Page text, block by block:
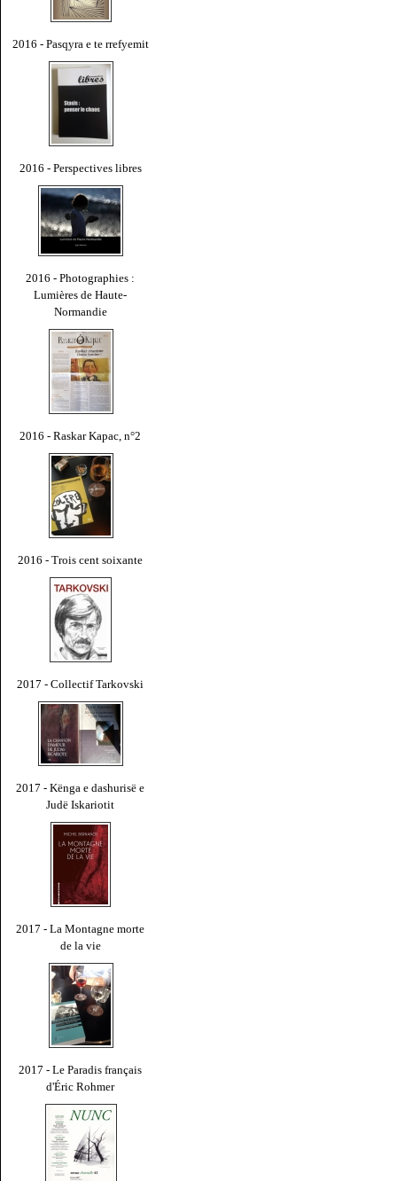
2016 - Pasqyra e te rrefyemit
2016 - Perspectives libres
2016 - Photographies :
Lumières de Haute-
Normandie
2016 - Raskar Kapac, n°2
2016 - Trois cent soixante
2017 - Collectif Tarkovski
2017 - Kënga e dashurisë e
Judë Iskariotit
2017 - La Montagne morte
de la vie
2017 - Le Paradis français
d'Éric Rohmer